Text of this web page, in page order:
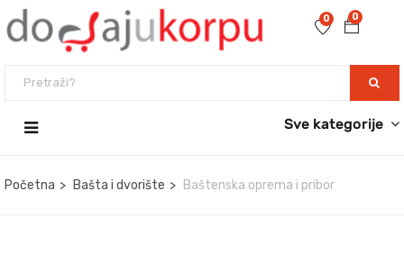
0
0
Sve kategorije
Početna Bašta i dvorište Baštenska oprema i pribor